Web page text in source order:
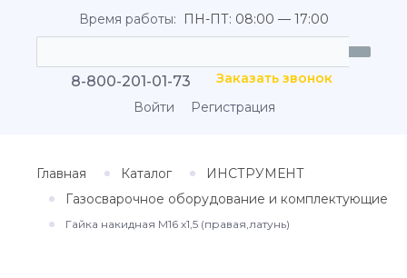
Время работы: ПН-ПТ: 08:00 — 17:00
8-800-201-01-73
Заказать звонок
Войти
Регистрация
Главная Каталог
ИНСТРУМЕНТ
Газосварочное оборудование и комплектующие
Гайка накидная М16 х1,5 (правая,латунь)